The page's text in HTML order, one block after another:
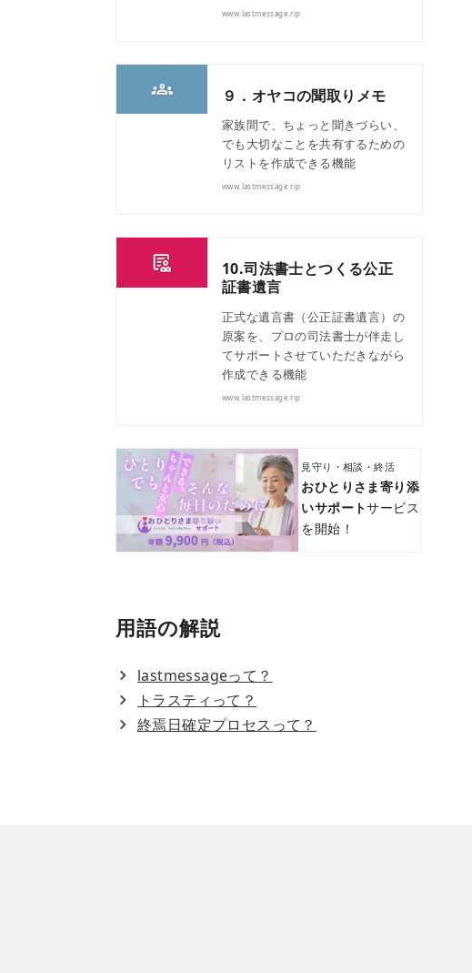
www.lastmessage.rip
９．オヤコの聞取りメモ
家族間で、ちょっと聞きづらい、
でも大切なことを共有するための
リストを作成できる機能
www.lastmessage.rip
10.司法書士とつくる公正
証書遺言
正式な遺言書（公正証書遺言）の
原案を、プロの司法書士が伴走し
てサポートさせていただきながら
作成できる機能
www.lastmessage.rip
見守り・相談・終活
おひとりさま寄り添
いサポートサービス
を開始！
用語の解説
lastmessageって？
トラスティって？
終焉日確定プロセスって？